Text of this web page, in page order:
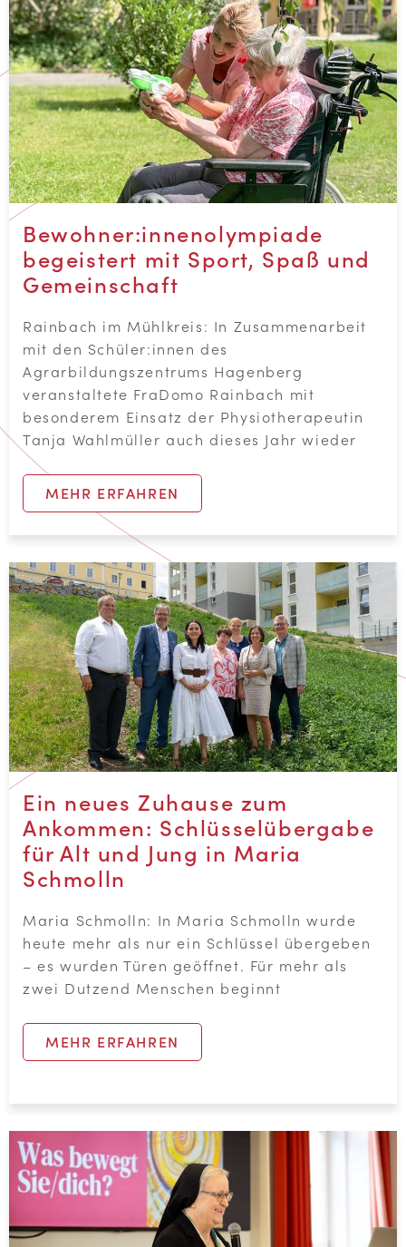
Bewohner:innenolympiade
begeistert mit Sport, Spaß und
Gemeinschaft
Rainbach im Mühlkreis: In Zusammenarbeit
mit den Schüler:innen des
Agrarbildungszentrums Hagenberg
veranstaltete FraDomo Rainbach mit
Tanja Wahlmüller auch dieses Jahr wieder
MEHR ERFAHREN
Ein neues Zuhause zum
Ankommen: Schlüsselübergabe
für Alt und Jung in Maria
Schmolln
Maria Schmolln: In Maria Schmolln wurde
heute mehr als nur ein Schlüssel übergeben
– es wurden Türen geöffnet. Für mehr als
zwei Dutzend Menschen beginnt